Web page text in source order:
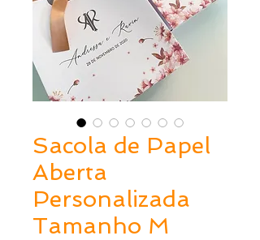
Sacola de Papel
Aberta
Personalizada
Tamanho M